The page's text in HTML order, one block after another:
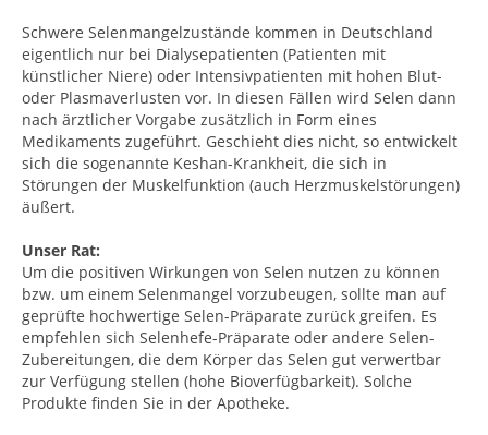
Schwere Selenmangelzustände kommen in Deutschland
eigentlich nur bei Dialysepatienten (Patienten mit
künstlicher Niere) oder Intensivpatienten mit hohen Blut-
oder Plasmaverlusten vor. In diesen Fällen wird Selen dann
nach ärztlicher Vorgabe zusätzlich in Form eines
Medikaments zugeführt. Geschieht dies nicht, so entwickelt
sich die sogenannte Keshan-Krankheit, die sich in
Störungen der Muskelfunktion (auch Herzmuskelstörungen)
äußert.
Unser Rat:
Um die positiven Wirkungen von Selen nutzen zu können
bzw. um einem Selenmangel vorzubeugen, sollte man auf
geprüfte hochwertige Selen-Präparate zurück greifen. Es
empfehlen sich Selenhefe-Präparate oder andere Selen-
Zubereitungen, die dem Körper das Selen gut verwertbar
zur Verfügung stellen (hohe Bioverfügbarkeit). Solche
Produkte finden Sie in der Apotheke.